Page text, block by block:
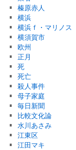
榛原赤人
横浜
横浜ｆ・マリノス
横須賀市
欧州
正月
死
死亡
殺人事件
母子家庭
毎日新聞
比較文化論
水川あさみ
江東区
江田マキ